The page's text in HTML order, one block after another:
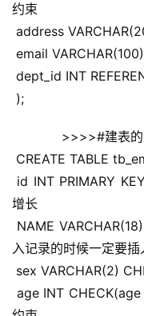
约束
address
email
dept_id INT
);
>>>>#建表的
CREATE TABLE
id INT PRIMARY
增长
NAME
入记录的时候一定要插
sex VARCHAR(2)
age INT